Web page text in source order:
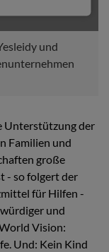
und
Unterstützung der
Familien und
große
- so folgert der
für Hilfen -
und
Vision:
Und: Kein Kind